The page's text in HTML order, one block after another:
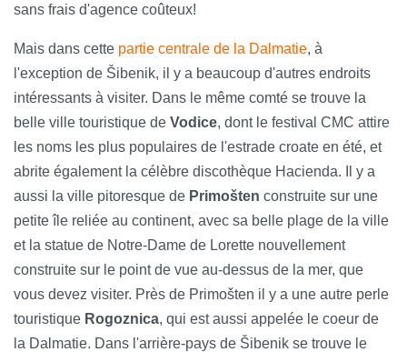
sans frais d'agence coûteux!
Mais dans cette partie centrale de la Dalmatie, à
l'exception de Šibenik, il y a beaucoup d'autres endroits
intéressants à visiter. Dans le même comté se trouve la
belle ville touristique de Vodice, dont le festival CMC attire
les noms les plus populaires de l'estrade croate en été, et
abrite également la célèbre discothèque Hacienda. Il y a
aussi la ville pitoresque de Primošten construite sur une
petite île reliée au continent, avec sa belle plage de la ville
et la statue de Notre-Dame de Lorette nouvellement
construite sur le point de vue au-dessus de la mer, que
vous devez visiter. Près de Primošten il y a une autre perle
touristique Rogoznica, qui est aussi appelée le coeur de
la Dalmatie. Dans l'arrière-pays de Šibenik se trouve le